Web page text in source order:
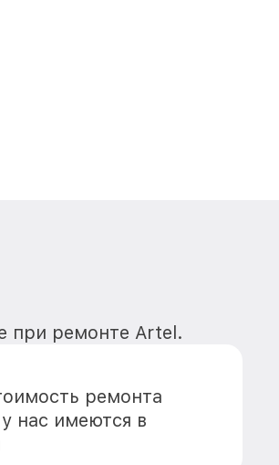
при ремонте Artel.
ремонта
нас имеются в